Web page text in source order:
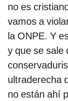
no es
vamos a
la ONPE. Y
y que se sale
ultraderecha
no están ahí